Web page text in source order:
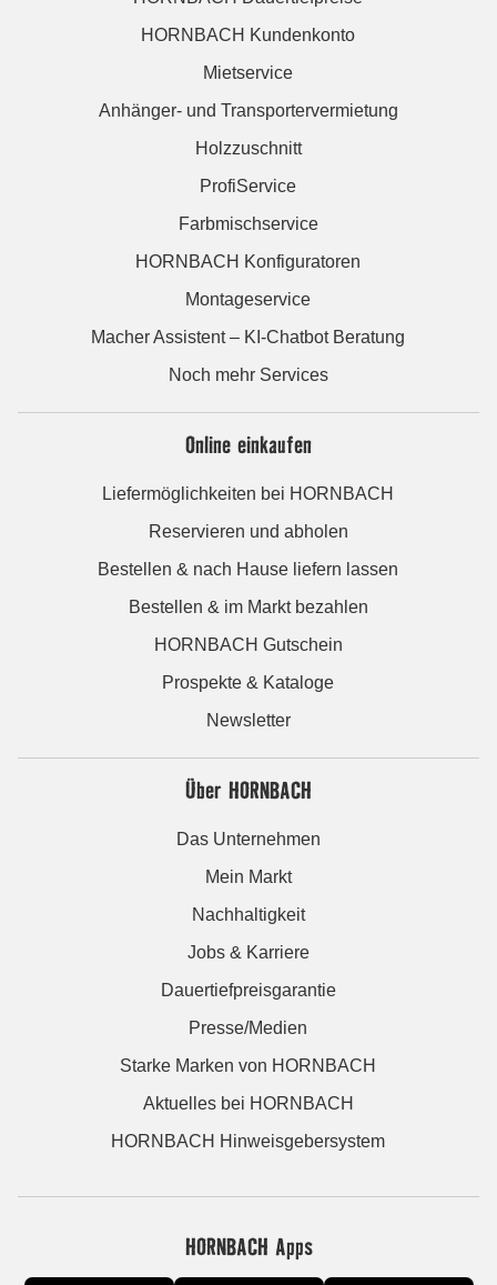
HORNBACH Kundenkonto
Mietservice
Anhänger- und Transportervermietung
Holzzuschnitt
ProfiService
Farbmischservice
HORNBACH Konfiguratoren
Montageservice
Macher Assistent – KI-Chatbot Beratung
Noch mehr Services
Online einkaufen
Liefermöglichkeiten bei HORNBACH
Reservieren und abholen
Bestellen & nach Hause liefern lassen
Bestellen & im Markt bezahlen
HORNBACH Gutschein
Prospekte & Kataloge
Newsletter
Über HORNBACH
Das Unternehmen
Mein Markt
Nachhaltigkeit
Jobs & Karriere
Dauertiefpreisgarantie
Presse/Medien
Starke Marken von HORNBACH
Aktuelles bei HORNBACH
HORNBACH Hinweisgebersystem
HORNBACH Apps